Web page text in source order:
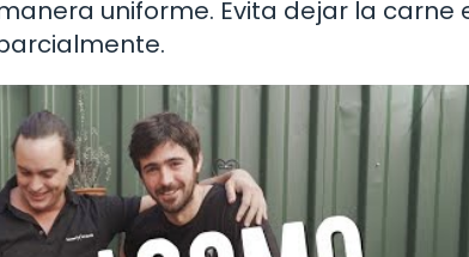
uniforme. Evita dejar la